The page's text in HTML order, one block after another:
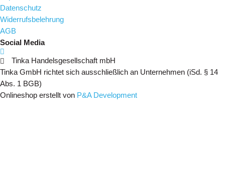
Datenschutz
Widerrufsbelehrung
AGB
Social Media
Tinka Handelsgesellschaft mbH
Tinka GmbH richtet sich ausschließlich an Unternehmen (iSd. § 14
Abs. 1 BGB)
Onlineshop erstellt von P&A Development